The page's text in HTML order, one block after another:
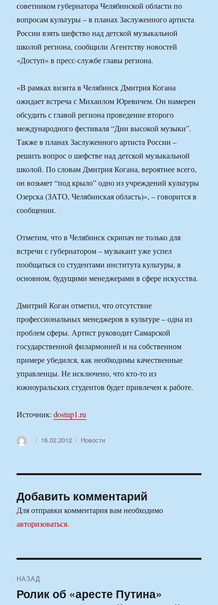
советником губернатора Челябинской области по
вопросам культуры – в планах Заслуженного артиста
России взять шефство над детской музыкальной
школой региона, сообщили Агентству новостей
«Доступ» в пресс-службе главы региона.
«В рамках визита в Челябинск Дмитрия Когана
ожидает встреча с Михаилом Юревичем. Он намерен
обсудить с главой региона проведение второго
международного фестиваля “Дни высокой музыки”.
Также в планах Заслуженного артиста России –
решить вопрос о шефстве над детской музыкальной
школой. По словам Дмитрия Когана, вероятнее всего,
он возьмет “под крыло” одно из учреждений культуры
Озерска (ЗАТО, Челябинская область)», – говорится в
сообщении.
Отметим, что в Челябинск скрипач не только для
встречи с губернатором – музыкант уже успел
пообщаться со студентами института культуры, в
основном, будущими менеджерами в сфере искусства.
Дмитрий Коган отметил, что отсутствие
профессиональных менеджеров в культуре – одна из
проблем сферы. Артист руководит Самарской
государственной филармонией и на собственном
примере убедился, как необходимы качественные
управленцы. Не исключено, что кто-то из
южноуральских студентов будет привлечен к работе.
Источник:dostup1.ru
АвторОпубликовано
16.02.2012 Рубрики
Новости
Добавить комментарий
Для отправки комментария вам необходимо
авторизоваться.
по
НАЗАД
Предыдущая
Ролик об «аресте Путина»